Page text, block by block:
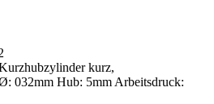
kurz,
032mm Hub: 5mm Arbeitsdruck: